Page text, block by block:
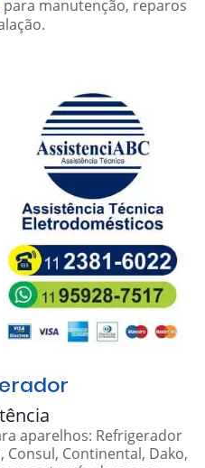
para manutenção, reparos
aparelhos: Refrigerador
Consul, Continental, Dako,